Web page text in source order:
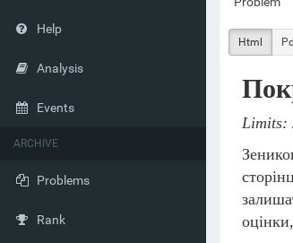
Help
Analysis
Events
ARCHIVE
Problems
Rank
Html
Limits: